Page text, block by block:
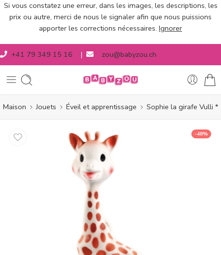
Si vous constatez une erreur, dans les images, les descriptions, les
prix ou autre, merci de nous le signaler afin que nous puissions
apporter les corrections nécessaires. Ignorer
+41 79 349 15 16 | zou@babyzou.ch
Maison Jouets Éveil et apprentissage Sophie la girafe Vulli *
-48%